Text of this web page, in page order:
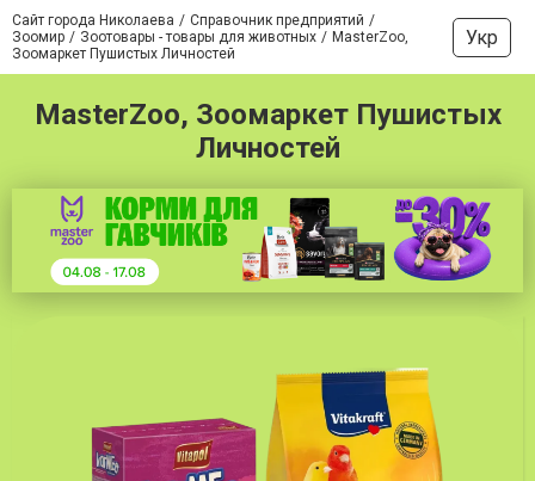
Сайт города Николаева
Справочник предприятий
Зоомир
Зоотовары - товары для животных
MasterZoo,
Зоомаркет Пушистых Личностей
Укр
MasterZoo, Зоомаркет Пушистых
Личностей